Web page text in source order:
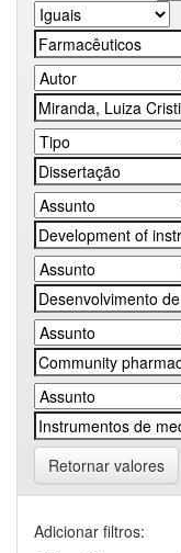
Retornar valores
Adicionar filtros: